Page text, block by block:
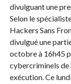
divulguant une
Selon le
Hackers Sans
divulgué une
octobre à 16h45
cybercriminels de
exécution. Ce